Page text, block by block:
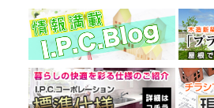
ー
シ
ョ
ン